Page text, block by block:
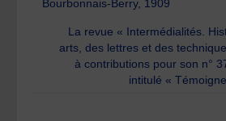
Bourbonnais-Berry, 1909
La revue « Intermédialités.
arts, des lettres et des
à contributions pour son n°
intitulé «